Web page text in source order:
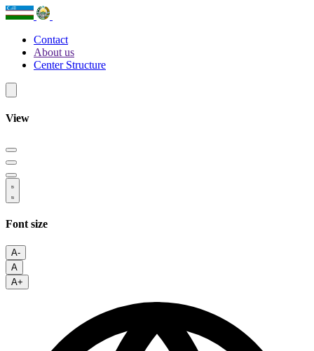
Contact
About us
Center Structure
View
Font size
A-
A
A+